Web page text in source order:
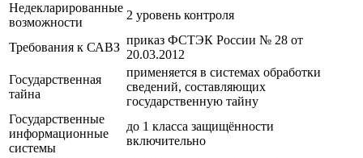
Недекларированные
возможности
2 уровень контроля
Требования к САВЗ
приказ ФСТЭК России № 28 от
20.03.2012
Государственная
тайна
применяется в системах обработки
сведений, составляющих
государственную тайну
Государственные
информационные
системы
до 1 класса защищённости
включительно